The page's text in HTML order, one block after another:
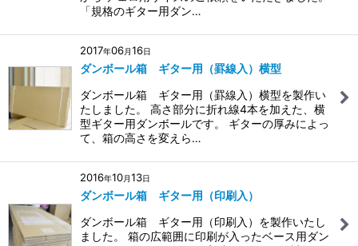
「規格のギター用ダン…
2017年06月16日
ダンボール箱 ギター用（罫線入）横型
ダンボール箱 ギター用（罫線入）横型を製作い
たしました。 高さ部分に折れ線4本を加えた、横
型ギター用ダンボールです。 ギターの厚みによっ
て、箱の高さを変えら…
2016年10月13日
ダンボール箱 ギター用（印刷入）
ダンボール箱 ギター用（印刷入）を製作いたし
ました。 箱の広範囲に印刷が入ったベース用ダン